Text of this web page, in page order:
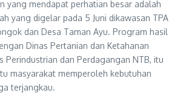
yang mendapat perhatian besar adalah
yang digelar pada 5 Juni dikawasan TPA
dan Desa Taman Ayu. Program hasil
Dinas Pertanian dan Ketahanan
Perindustrian dan Perdagangan NTB, itu
masyarakat memperoleh kebutuhan
terjangkau.